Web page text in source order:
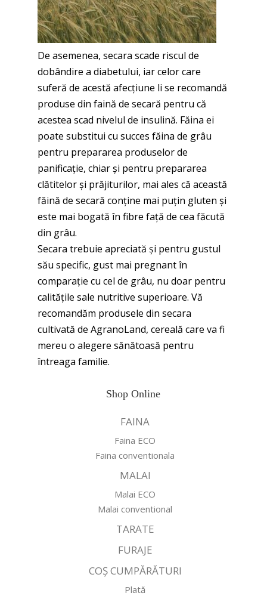
De asemenea, secara scade riscul de
dobândire a diabetului, iar celor care
suferă de acestă afecțiune li se recomandă
produse din faină de secară pentru că
acestea scad nivelul de insulină. Făina ei
poate substitui cu succes făina de grâu
pentru prepararea produselor de
panificație, chiar și pentru prepararea
clătitelor și prăjiturilor, mai ales că această
făină de secară conține mai puțin gluten și
este mai bogată în fibre față de cea făcută
din grâu.
Secara trebuie apreciată și pentru gustul
său specific, gust mai pregnant în
comparație cu cel de grâu, nu doar pentru
calitățile sale nutritive superioare. Vă
recomandăm produsele din secara
cultivată de AgranoLand, cereală care va fi
mereu o alegere sănătoasă pentru
întreaga familie.
Shop Online
FAINA
Faina ECO
Faina conventionala
MALAI
Malai ECO
Malai conventional
TARATE
FURAJE
COȘ CUMPĂRĂTURI
Plată